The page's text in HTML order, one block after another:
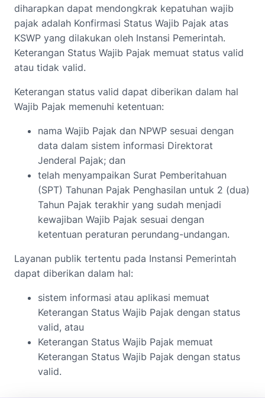
diharapkan dapat mendongkrak kepatuhan wajib
pajak adalah Konfirmasi Status Wajib Pajak atas
KSWP yang dilakukan oleh Instansi Pemerintah.
Keterangan Status Wajib Pajak memuat status valid
atau tidak valid.
Keterangan status valid dapat diberikan dalam hal
Wajib Pajak memenuhi ketentuan:
nama Wajib Pajak dan NPWP sesuai dengan
data dalam sistem informasi Direktorat
Jenderal Pajak; dan
telah menyampaikan Surat Pemberitahuan
(SPT) Tahunan Pajak Penghasilan untuk 2 (dua)
Tahun Pajak terakhir yang sudah menjadi
kewajiban Wajib Pajak sesuai dengan
ketentuan peraturan perundang-undangan.
Layanan publik tertentu pada Instansi Pemerintah
dapat diberikan dalam hal:
sistem informasi atau aplikasi memuat
Keterangan Status Wajib Pajak dengan status
valid, atau
Keterangan Status Wajib Pajak memuat
Keterangan Status Wajib Pajak dengan status
valid.